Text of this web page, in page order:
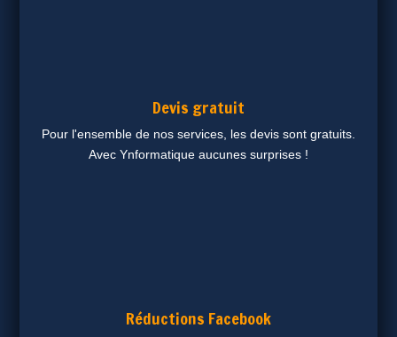
Devis gratuit
Pour l'ensemble de nos services, les devis sont gratuits.
Avec Ynformatique aucunes surprises !
Réductions Facebook